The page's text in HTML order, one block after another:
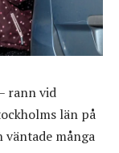
rann vid
län på
väntade många